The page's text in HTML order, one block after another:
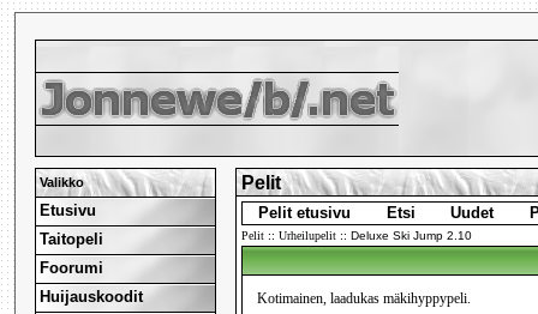
Valikko
Etusivu
Taitopeli
Foorumi
Huijauskoodit
Pelit
Pelit etusivu Etsi Uudet
Pelit ::Urheilupelit ::Deluxe Ski Jump 2.10
Kotimainen, laadukas mäkihyppypeli.